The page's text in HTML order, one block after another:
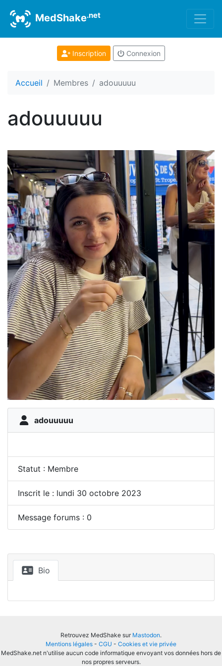
MedShake.net
Inscription Connexion
Accueil Membres adouuuuu
adouuuuu
adouuuuu
Statut : Membre
Inscrit le : lundi 30 octobre 2023
Message forums : 0
Bio
Retrouvez MedShake sur Mastodon.
Mentions légales - CGU - Cookies et vie privée
MedShake.net n'utilise aucun code informatique envoyant vos données hors de
nos propres serveurs.